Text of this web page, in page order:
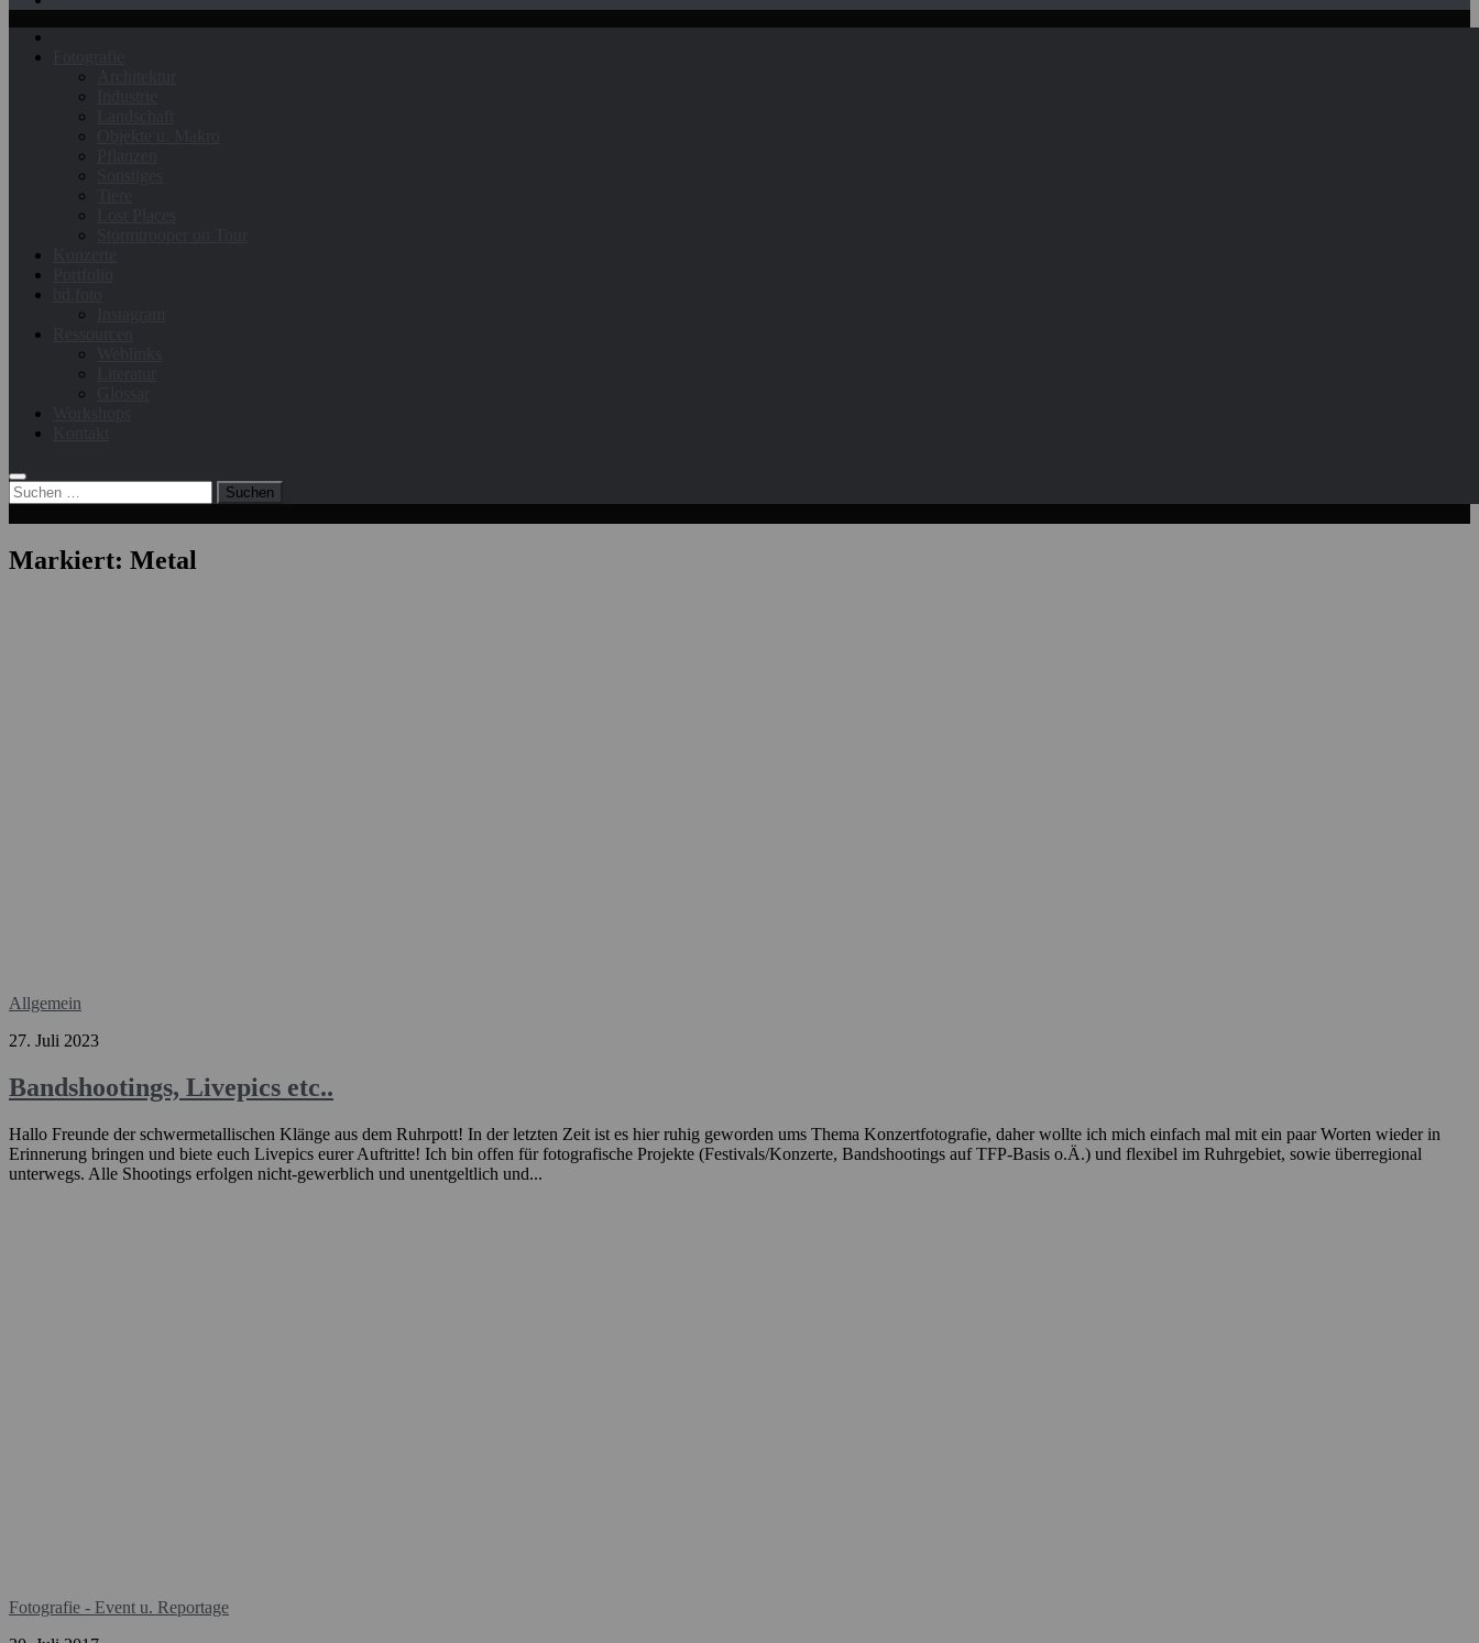
Suchen
nach:
Markiert: Metal
Allgemein
27. Juli 2023
Bandshootings, Livepics etc..
Hallo Freunde der schwermetallischen Klänge aus dem Ruhrpott! In der letzten Zeit ist es hier ruhig geworden ums Thema Konzertfotografie, daher wollte ich mich einfach mal mit ein paar Worten wieder in
Erinnerung bringen und biete euch Livepics eurer Auftritte! Ich bin offen für fotografische Projekte (Festivals/Konzerte, Bandshootings auf TFP-Basis o.Ä.) und flexibel im Ruhrgebiet, sowie überregional
unterwegs. Alle Shootings erfolgen nicht-gewerblich und unentgeltlich und...
Fotografie - Event u. Reportage